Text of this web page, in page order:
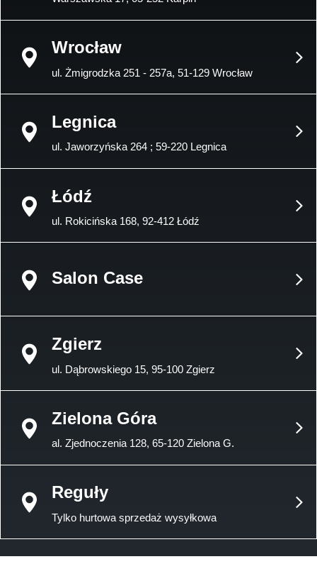
Wrocław
ul. Żmigrodzka 251 - 257a, 51-129 Wrocław
Legnica
ul. Jaworzyńska 264 ; 59-220 Legnica
Łódź
ul. Rokicińska 168, 92-412 Łódź
Salon Case
Zgierz
ul. Dąbrowskiego 15, 95-100 Zgierz
Zielona Góra
al. Zjednoczenia 128, 65-120 Zielona G.
Reguły
Tylko hurtowa sprzedaż wysyłkowa